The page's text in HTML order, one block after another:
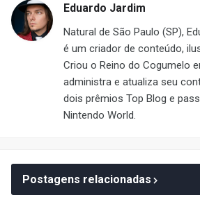
Eduardo Jardim
Natural de São Paulo (SP),
é um criador de conteúdo,
Criou o Reino do Cogumelo
administra e atualiza seu
dois prêmios Top Blog e
Nintendo World.
Postagens relacionadas